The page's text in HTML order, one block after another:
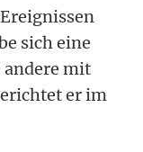
sich eine
andere mit
er im